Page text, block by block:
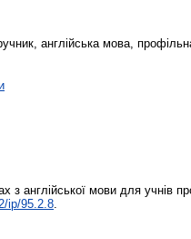
англійська мова,
з англійської мови для учнів
ip/95.2.8